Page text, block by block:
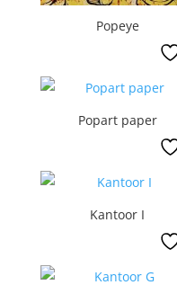
Popeye
Popart paper
Kantoor I